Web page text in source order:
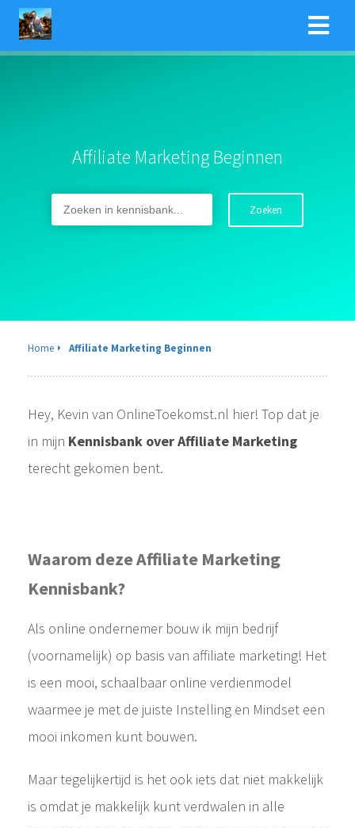
Affiliate Marketing Beginnen
Zoeken
Home Affiliate Marketing Beginnen
Hey, Kevin van OnlineToekomst.nl hier! Top dat je
in mijn Kennisbank overAffiliate Marketing
terecht gekomen bent.
Waarom deze Affiliate Marketing
Kennisbank?
Als online ondernemer bouw ik mijn bedrijf
(voornamelijk) op basis van affiliate marketing! Het
is een mooi, schaalbaar online verdienmodel
waarmee je met de juiste Instelling en Mindset een
mooi inkomen kunt bouwen.
Maar tegelijkertijd is het ook iets dat niet makkelijk
is omdat je makkelijk kunt verdwalen in alle